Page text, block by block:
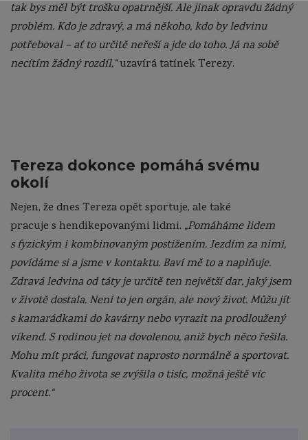
tak bys měl být trošku opatrnější. Ale jinak opravdu žádný
problém. Kdo je zdravý, a má někoho, kdo by ledvinu
potřeboval – ať to určitě neřeší a jde do toho. Já na sobě
necítím žádný rozdíl,“uzavírá tatínek Terezy.
Tereza dokonce pomáhá svému
okolí
Nejen, že dnes Tereza opět sportuje, ale také
pracuje s hendikepovanými lidmi. „Pomáháme lidem
s fyzickým i kombinovaným postižením. Jezdím za nimi,
povídáme si a jsme v kontaktu. Baví mě to a naplňuje.
Zdravá ledvina od táty je určitě ten největší dar, jaký jsem
v životě dostala. Není to jen orgán, ale nový život. Můžu jít
s kamarádkami do kavárny nebo vyrazit na prodloužený
víkend. S rodinou jet na dovolenou, aniž bych něco řešila.
Mohu mít práci, fungovat naprosto normálně a sportovat.
Kvalita mého života se zvýšila o tisíc, možná ještě víc
procent.“